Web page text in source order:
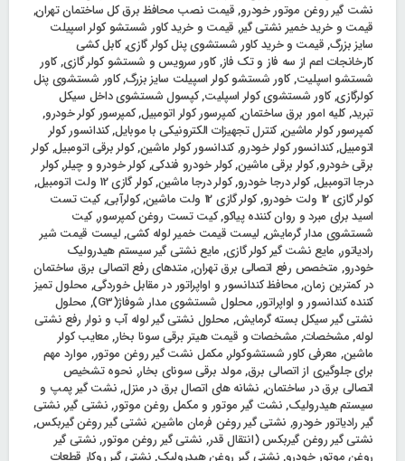
نشت گیر روغن موتور خودرو,قیمت نصب محافظ برق کل ساختمان تهران,
قیمت و خرید خمیر نشتی گیر, قیمت و خرید کاور شستشو کولر اسپیلت
سایز بزرگ,قیمت و خرید کاور شستشوی پنل کولر گازی,کابل کشی
کارخانجات اعم از سه فاز و تک فاز,کاور سرویس و شستشو کولر گازی,کاور
شستشو اسپلیت,کاور شستشو کولر اسپیلت سایز بزرگ,کاور شستشوی پنل
کولرگازی,کاور شستشوی کولر اسپلیت,کپسول شستشوی داخل سیکل
تبرید,کلیه امور برق ساختمان,کمپرسور کولر اتومبیل,کمپرسور کولر خودرو,
کمپرسور کولر ماشین,کنترل تجهیزات الکترونیکی با موبایل,کندانسور کولر
اتومبیل,کندانسور کولر خودرو,کندانسور کولر ماشین,کولر برقی اتومبیل,کولر
برقی خودرو,کولر برقی ماشین,کولر خودرو فندکی,کولر خودرو و چیلر,کولر
درجا اتومبیل,کولر درجا خودرو,کولر درجا ماشین,کولر گازی 12 ولت اتومبیل
,
کولر گازی 12 ولت خودرو
,کولر گازی 12 ولت ماشین ,کولرآبی,کیت تست
اسید برای مبرد و روان کننده پیاکو,کیت تست روغن کمپرسور,کیت
شستشوی مدار گرمایش, لیست قیمت خمیر لوله کشی,لیست قیمت شیر
رادیاتور, مایع نشت گیر کولر گازی, مایع نشتی گیر سیستم هیدرولیک
خودرو, متخصص رفع اتصالی برق تهران,متدهای رفع اتصالی برق ساختمان
در کمترین زمان,محافظ کندانسور و اواپراتور در مقابل خوردگی, محلول تمیز
کننده کندانسور و اواپراتور,محلول شستشوی مدار شوفاژ(G3) , محلول
نشتی گیر سیکل بسته گرمایش, محلول نشتی گیر لوله آب و نوار رفع نشتی
لوله,مشخصات, مشخصات و قیمت هیتر برقی سونا بخار,معایب کولر
ماشین, معرفی کاور شستشوکولر,مکمل نشت گیر روغن موتور, موارد مهم
برای جلوگیری از اتصالی برق,مولد برقی سونای بخار, نحوه تشخیص
اتصالی برق در ساختمان, نشانه های اتصال برق در منزل,نشت گیر پمپ و
سیستم هیدرولیک,نشت گیر موتور و مکمل روغن موتور,نشتی گیر,نشتی
گیر رادیاتور خودرو, نشتی گیر روغن فرمان ماشین, نشتی گیر روغن گیربکس,
نشتی گیر روغن گیربکس (انتقال قدر, نشتی گیر روغن موتور,نشتی گیر
روغن موتور خودرو,نشتی گیر روغن هیدرولیک,نشتی گیر روکار قطعات